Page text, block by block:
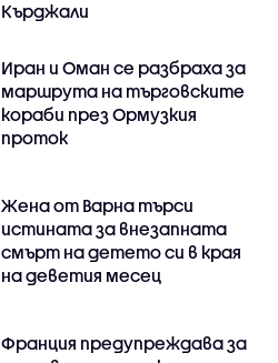
Кърджали
Иран и Оман се разбраха за
маршрута на търговските
кораби през Ормузкия
проток
Жена от Варна търси
истината за внезапната
смърт на детето си в края
на деветия месец
Франция предупреждава за